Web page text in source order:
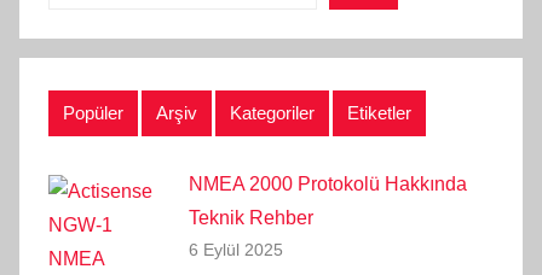
Popüler Arşiv Kategoriler Etiketler
NMEA 2000 Protokolü Hakkında
Teknik Rehber
6 Eylül 2025